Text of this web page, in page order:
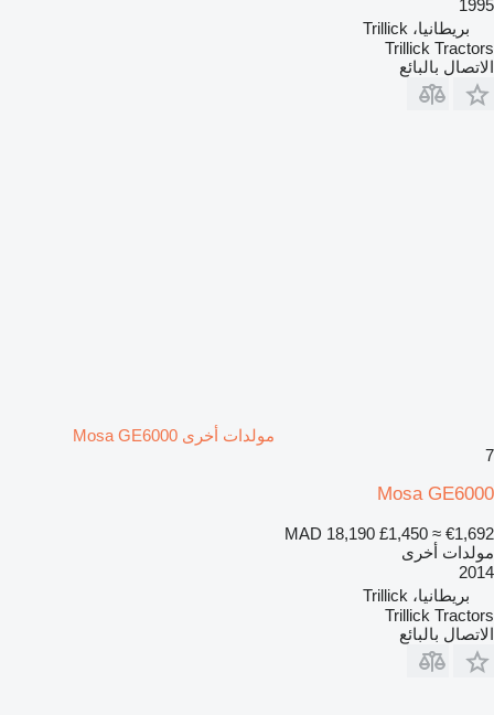
1995
بريطانيا، Trillick
Trillick Tractors
الاتصال بالبائع
مولدات أخرى Mosa GE6000
7
Mosa GE6000
MAD 18,190 £1,450 ≈ €1,692
مولدات أخرى
2014
بريطانيا، Trillick
Trillick Tractors
الاتصال بالبائع